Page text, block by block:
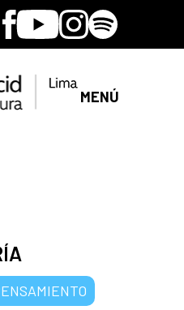
Facebook
YoutubeInstagram
Spotify
MENÚ